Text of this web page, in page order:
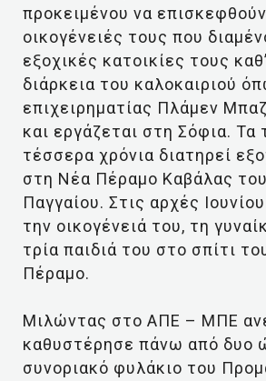
προκειμένου να
οικογένειές τους που
εξοχικές κατοικίες τους
διάρκεια του καλοκαιριού
επιχειρηματίας Πλάμεν
και εργάζεται στη Σόφια. Τα
τέσσερα χρόνια διατηρεί
στη Νέα Πέραμο Καβάλας
Παγγαίου. Στις αρχές
την οικογένειά του, τη
τρία παιδιά του στο σπίτι
Πέραμο.
Μιλώντας στο ΑΠΕ – ΜΠΕ
καθυστέρησε πάνω από δυο
συνοριακό φυλάκιο του